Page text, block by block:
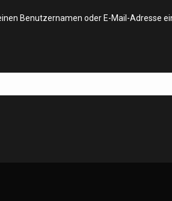
Benutzernamen oder E-Mail-Adresse